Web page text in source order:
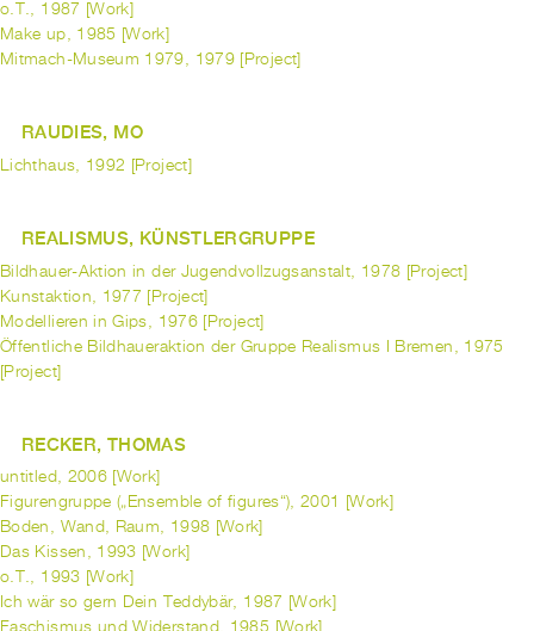
o.T., 1987 [Work]
Make up, 1985 [Work]
Mitmach-Museum 1979, 1979 [Project]
RAUDIES, MO
Lichthaus, 1992 [Project]
REALISMUS, KÜNSTLERGRUPPE
Bildhauer-Aktion in der Jugendvollzugsanstalt, 1978 [Project]
Kunstaktion, 1977 [Project]
Modellieren in Gips, 1976 [Project]
Öffentliche Bildhaueraktion der Gruppe Realismus I Bremen, 1975
[Project]
RECKER, THOMAS
untitled, 2006 [Work]
Figurengruppe („Ensemble of figures“), 2001 [Work]
Boden, Wand, Raum, 1998 [Work]
Das Kissen, 1993 [Work]
o.T., 1993 [Work]
Ich wär so gern Dein Teddybär, 1987 [Work]